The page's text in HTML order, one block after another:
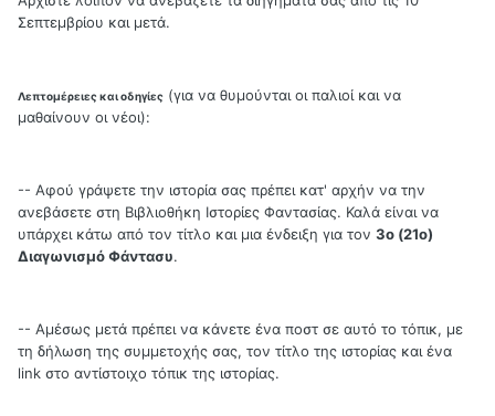
Σεπτεμβρίου και μετά.
Λεπτομέρειες και οδηγίες (για να θυμούνται οι παλιοί και να
μαθαίνουν οι νέοι):
-- Αφού γράψετε την ιστορία σας πρέπει κατ' αρχήν να την
ανεβάσετε στη Βιβλιοθήκη Ιστορίες Φαντασίας. Καλά είναι να
υπάρχει κάτω από τον τίτλο και μια ένδειξη για τον 3ο (21ο)
Διαγωνισμό Φάντασυ.
-- Αμέσως μετά πρέπει να κάνετε ένα ποστ σε αυτό το τόπικ, με
τη δήλωση της συμμετοχής σας, τον τίτλο της ιστορίας και ένα
link στο αντίστοιχο τόπικ της ιστορίας.